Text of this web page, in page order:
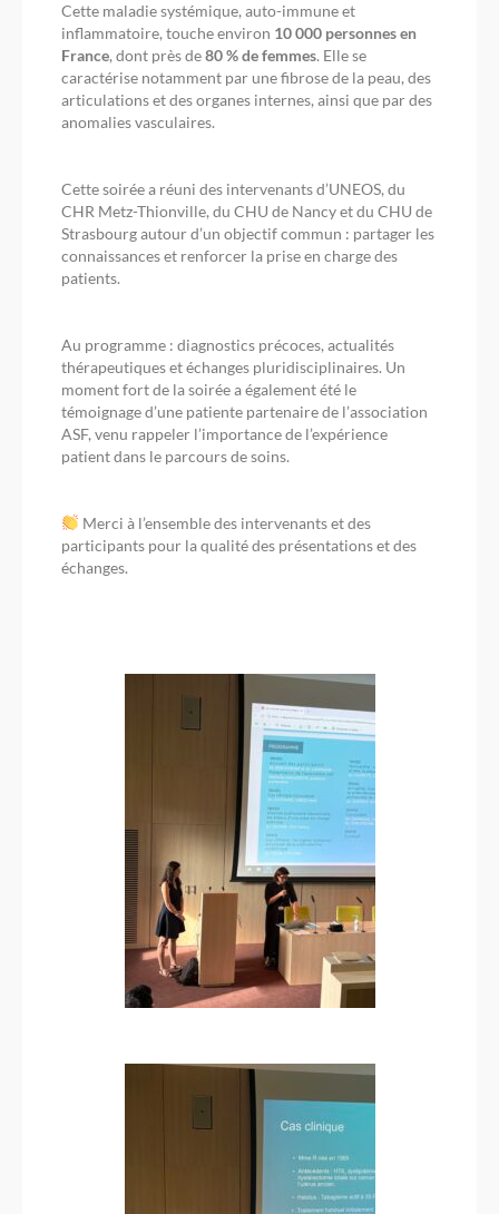
Cette maladie systémique, auto-immune et
inflammatoire, touche environ 10 000 personnes en
France, dont près de80 % de femmes. Elle se
caractérise notamment par une fibrose de la peau, des
articulations et des organes internes, ainsi que par des
anomalies vasculaires.
Cette soirée a réuni des intervenants d’UNEOS, du
CHR Metz-Thionville, du CHU de Nancy et du CHU de
Strasbourg autour d’un objectif commun : partager les
connaissances et renforcer la prise en charge des
patients.
Au programme : diagnostics précoces, actualités
thérapeutiques et échanges pluridisciplinaires. Un
moment fort de la soirée a également été le
témoignage d’une patiente partenaire de l’association
ASF, venu rappeler l’importance de l’expérience
patient dans le parcours de soins.
Merci à l’ensemble des intervenants et des
participants pour la qualité des présentations et des
échanges.